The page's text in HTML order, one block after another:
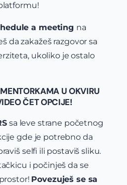
a meeting na
da zakažeš razgovor sa
ukoliko je ostalo
U OKVIRU
ČET OPCIJE!
sa leve strane početnog
gde je potrebno da
selfi ili postaviš sliku.
i počinješ da se
Povezuješ se sa